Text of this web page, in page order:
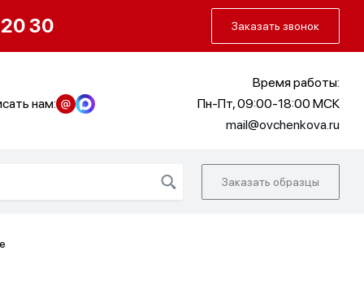
30 Заказать звонок
нам:
Время работы:
Пн-Пт, 09:00-18:00 МСК
mail@ovchenkova.ru
Заказать образцы